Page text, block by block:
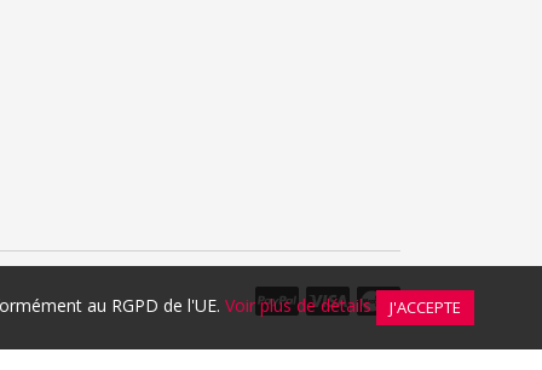
au RGPD de l'UE. Voir plus de détails J'ACCEPTE